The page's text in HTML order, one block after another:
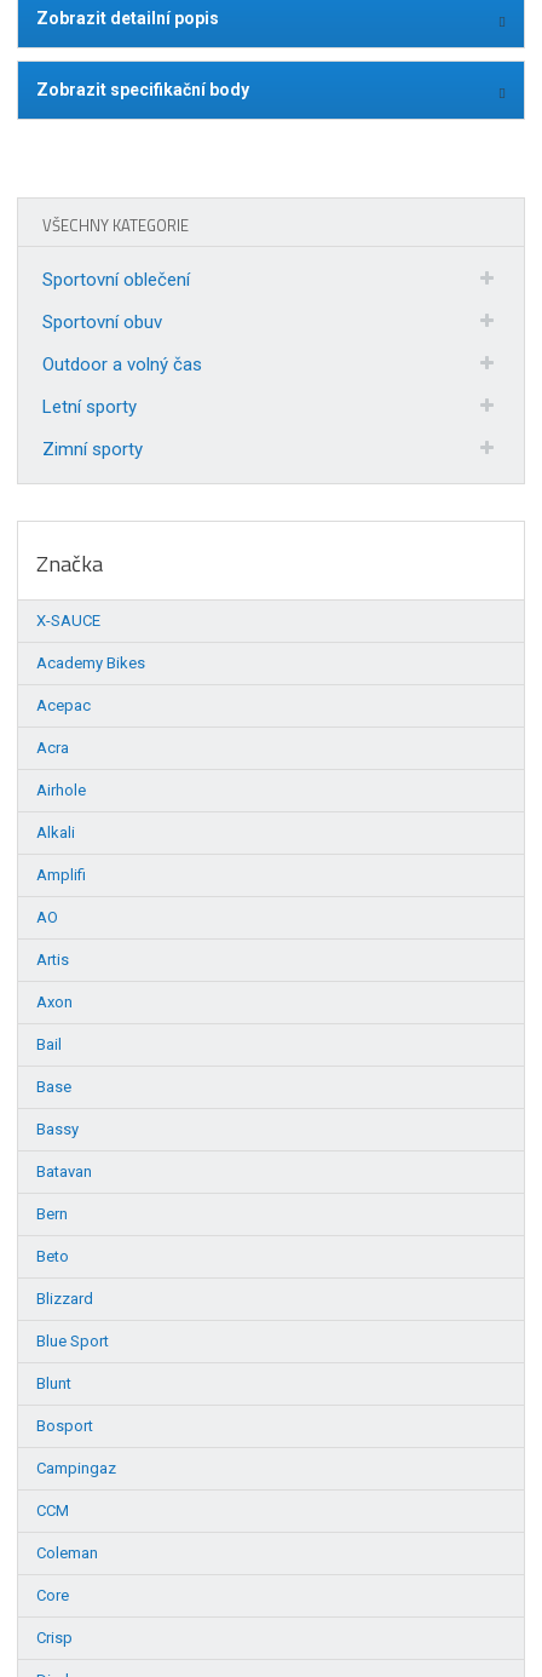
Zobrazit detailní popis
Zobrazit specifikační body
VŠECHNY KATEGORIE
Sportovní oblečení
Sportovní obuv
Outdoor a volný čas
Letní sporty
Zimní sporty
Značka
X-SAUCE
Academy Bikes
Acepac
Acra
Airhole
Alkali
Amplifi
AO
Artis
Axon
Bail
Base
Bassy
Batavan
Bern
Beto
Blizzard
Blue Sport
Blunt
Bosport
Campingaz
CCM
Coleman
Core
Crisp